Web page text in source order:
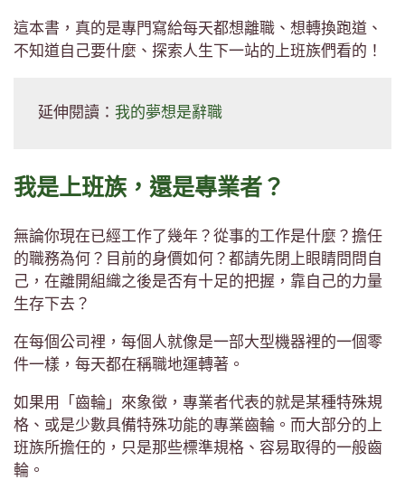
這本書，真的是專門寫給每天都想離職、想轉換跑道、
不知道自己要什麼、探索人生下一站的上班族們看的！
延伸閱讀：我的夢想是辭職
我是上班族，還是專業者？
無論你現在已經工作了幾年？從事的工作是什麼？擔任
的職務為何？目前的身價如何？都請先閉上眼睛問問自
己，在離開組織之後是否有十足的把握，靠自己的力量
生存下去？
在每個公司裡，每個人就像是一部大型機器裡的一個零
件一樣，每天都在稱職地運轉著。
如果用「齒輪」來象徵，專業者代表的就是某種特殊規
格、或是少數具備特殊功能的專業齒輪。而大部分的上
班族所擔任的，只是那些標準規格、容易取得的一般齒
輪。